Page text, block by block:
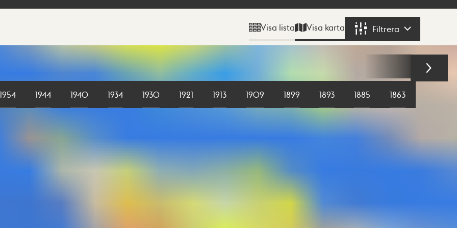
Visa lista Visa karta Filtrera
1954 1944 1940 1934 1930 1921 1913 1909 1899 1893 1885 1863